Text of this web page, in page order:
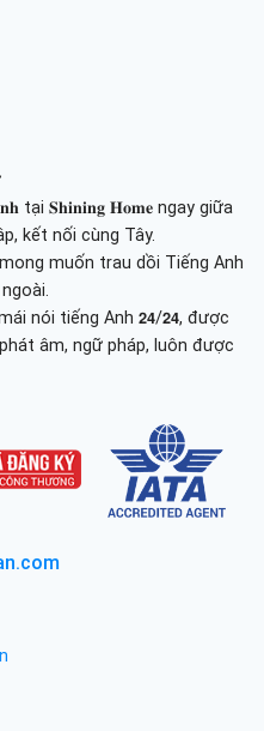
tại 𝐒𝐡𝐢𝐧𝐢𝐧𝐠 𝐇𝐨𝐦𝐞 ngay giữa
kết nối cùng Tây.
muốn trau dồi Tiếng Anh
nói tiếng Anh 𝟮𝟰/𝟮𝟰, được
âm, ngữ pháp, luôn được